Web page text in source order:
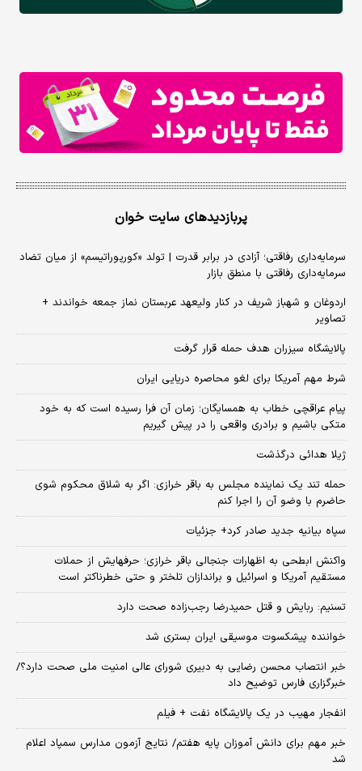
پربازدیدهای سایت خوان
سرمایه‌داری رفاقتی؛ آزادی در برابر قدرت | تولد «کورپوراتیسم» از میان تضاد
سرمایه‌داری رفاقتی با منطق بازار
اردوغان و شهباز شریف در کنار ولیعهد عربستان نماز جمعه خواندند +
تصاویر
پالایشگاه سیزران هدف حمله قرار گرفت
شرط مهم آمریکا برای لغو محاصره دریایی ایران
پیام عراقچی خطاب به همسایگان؛ زمان آن فرا رسیده است که به خود
متکی باشیم و برادری واقعی را در پیش گیریم
ژیلا هدائی درگذشت
حمله تند یک نماینده مجلس به باقر خرازی: اگر به شلاق محکوم شوی
حاضرم با وضو آن را اجرا کنم
سپاه بیانیه جدید صادر کرد+ جزئیات
واکنش ابطحی به اظهارات جنجالی باقر خرازی؛ حرفهایش از حملات
مستقیم آمریکا و اسرائیل و براندازان تلختر و حتی خطرناکتر است
تسنیم: ربایش و قتل حمیدرضا رجب‌زاده صحت دارد
خواننده پیشکسوت موسیقی ایران بستری شد
خبر انتصاب محسن رضایی به دبیری شورای عالی امنیت ملی صحت دارد؟/
خبرگزاری فارس توضیح داد
انفجار مهیب در یک پالایشگاه نفت + فیلم
خبر مهم برای دانش آموزان پایه هفتم/ نتایج آزمون مدارس سمپاد اعلام
شد